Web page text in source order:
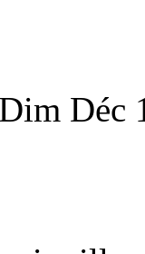
Déc